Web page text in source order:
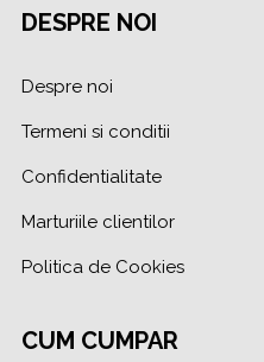
DESPRE NOI
Despre noi
Termeni si conditii
Confidentialitate
Marturiile clientilor
Politica de Cookies
CUM CUMPAR